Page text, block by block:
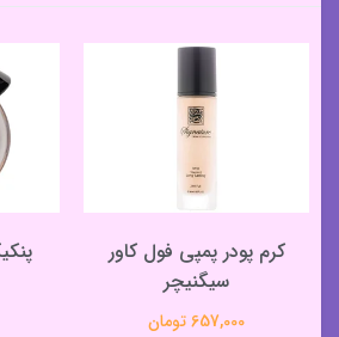
کرم پودر پمپی فول کاور
سیگنیچر
657,000 تومان